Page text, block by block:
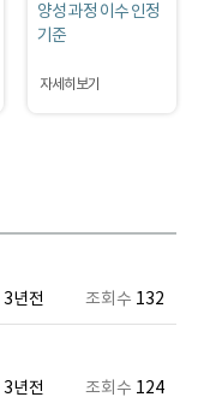
양성 과정 이수 인정
기준
자세히보기
3년전 조회수 132
3년전 조회수 124